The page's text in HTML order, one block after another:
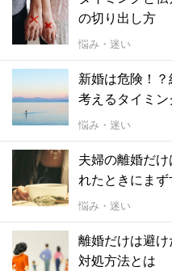
の切り出し方
悩み・迷い
新婚は危険！
考えるタイミン
悩み・迷い
夫婦の離婚だ
れたときにまず
悩み・迷い
離婚だけは避
対処方法とは